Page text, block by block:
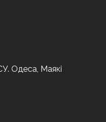
Одеса, Маякі